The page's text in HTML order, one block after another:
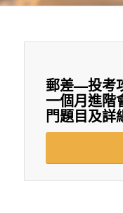
郵差—投考
一個月進階
門題目及詳